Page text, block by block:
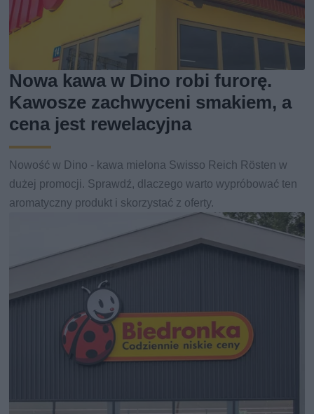
Nowa kawa w Dino robi furorę.
Kawosze zachwyceni smakiem, a
cena jest rewelacyjna
Nowość w Dino - kawa mielona Swisso Reich Rösten w
dużej promocji. Sprawdź, dlaczego warto wypróbować ten
aromatyczny produkt i skorzystać z oferty.